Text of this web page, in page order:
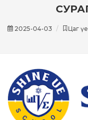
2025-04-03 Цаг